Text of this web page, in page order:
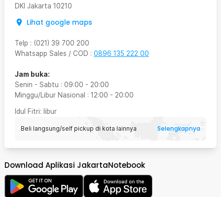
DKI Jakarta 10210
Lihat google maps
Telp : (021) 39 700 200
Whatsapp Sales / COD : 0896 135 222 00
Jam buka:
Senin - Sabtu : 09:00 - 20:00
Minggu/Libur Nasional : 12:00 - 20:00
Idul Fitri: libur
Beli langsung/self pickup di kota lainnya Selengkapnya
Download Aplikasi JakartaNotebook